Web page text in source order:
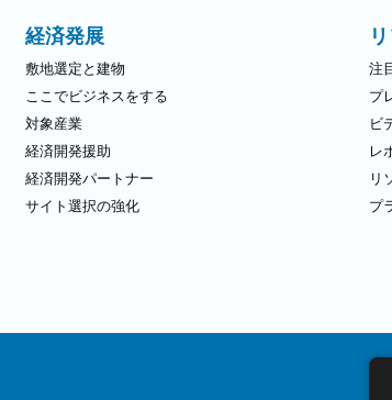
経済発展
敷地選定と建物
ここでビジネスをする
対象産業
経済開発援助
経済開発パートナー
サイト選択の強化
注
プ
ビ
レ
リ
プ